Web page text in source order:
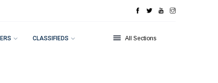
CLASSIFIEDS All Sections